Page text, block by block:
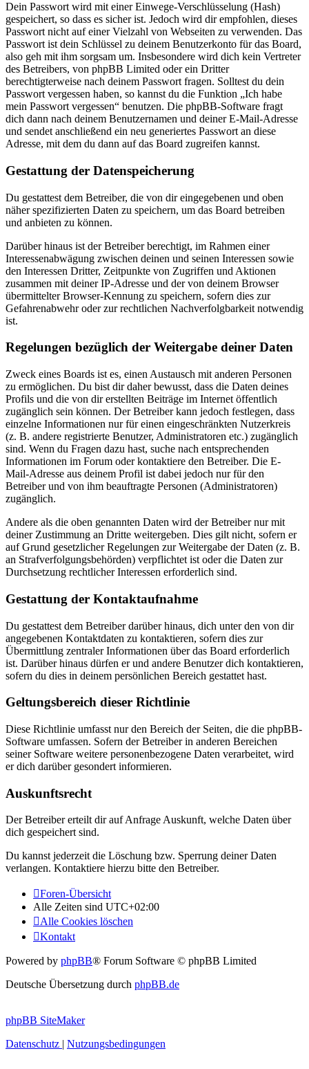
Dein Passwort wird mit einer Einwege-Verschlüsselung (Hash)
gespeichert, so dass es sicher ist. Jedoch wird dir empfohlen, dieses
Passwort nicht auf einer Vielzahl von Webseiten zu verwenden. Das
Passwort ist dein Schlüssel zu deinem Benutzerkonto für das Board,
also geh mit ihm sorgsam um. Insbesondere wird dich kein Vertreter
des Betreibers, von phpBB Limited oder ein Dritter
berechtigterweise nach deinem Passwort fragen. Solltest du dein
Passwort vergessen haben, so kannst du die Funktion „Ich habe
mein Passwort vergessen“ benutzen. Die phpBB-Software fragt
dich dann nach deinem Benutzernamen und deiner E-Mail-Adresse
und sendet anschließend ein neu generiertes Passwort an diese
Adresse, mit dem du dann auf das Board zugreifen kannst.
Gestattung der Datenspeicherung
Du gestattest dem Betreiber, die von dir eingegebenen und oben
näher spezifizierten Daten zu speichern, um das Board betreiben
und anbieten zu können.
Darüber hinaus ist der Betreiber berechtigt, im Rahmen einer
Interessenabwägung zwischen deinen und seinen Interessen sowie
den Interessen Dritter, Zeitpunkte von Zugriffen und Aktionen
zusammen mit deiner IP-Adresse und der von deinem Browser
übermittelter Browser-Kennung zu speichern, sofern dies zur
Gefahrenabwehr oder zur rechtlichen Nachverfolgbarkeit notwendig
ist.
Regelungen bezüglich der Weitergabe deiner Daten
Zweck eines Boards ist es, einen Austausch mit anderen Personen
zu ermöglichen. Du bist dir daher bewusst, dass die Daten deines
Profils und die von dir erstellten Beiträge im Internet öffentlich
zugänglich sein können. Der Betreiber kann jedoch festlegen, dass
einzelne Informationen nur für einen eingeschränkten Nutzerkreis
(z. B. andere registrierte Benutzer, Administratoren etc.) zugänglich
sind. Wenn du Fragen dazu hast, suche nach entsprechenden
Informationen im Forum oder kontaktiere den Betreiber. Die E-
Mail-Adresse aus deinem Profil ist dabei jedoch nur für den
Betreiber und von ihm beauftragte Personen (Administratoren)
zugänglich.
Andere als die oben genannten Daten wird der Betreiber nur mit
deiner Zustimmung an Dritte weitergeben. Dies gilt nicht, sofern er
auf Grund gesetzlicher Regelungen zur Weitergabe der Daten (z. B.
an Strafverfolgungsbehörden) verpflichtet ist oder die Daten zur
Durchsetzung rechtlicher Interessen erforderlich sind.
Gestattung der Kontaktaufnahme
Du gestattest dem Betreiber darüber hinaus, dich unter den von dir
angegebenen Kontaktdaten zu kontaktieren, sofern dies zur
Übermittlung zentraler Informationen über das Board erforderlich
ist. Darüber hinaus dürfen er und andere Benutzer dich kontaktieren,
sofern du dies in deinem persönlichen Bereich gestattet hast.
Geltungsbereich dieser Richtlinie
Diese Richtlinie umfasst nur den Bereich der Seiten, die die phpBB-
Software umfassen. Sofern der Betreiber in anderen Bereichen
seiner Software weitere personenbezogene Daten verarbeitet, wird
er dich darüber gesondert informieren.
Auskunftsrecht
Der Betreiber erteilt dir auf Anfrage Auskunft, welche Daten über
dich gespeichert sind.
Du kannst jederzeit die Löschung bzw. Sperrung deiner Daten
verlangen. Kontaktiere hierzu bitte den Betreiber.
Foren-Übersicht
Alle Zeiten sind UTC+02:00
Alle Cookies löschen
Kontakt
Powered by phpBB® Forum Software © phpBB Limited
Deutsche Übersetzung durch phpBB.de
phpBB SiteMaker
Datenschutz | Nutzungsbedingungen